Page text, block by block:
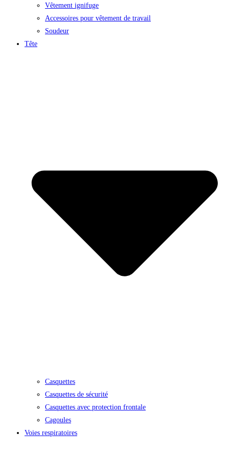
Vêtement ignifuge
Accessoires pour vêtement de travail
Soudeur
Tête
Casquettes
Casquettes de sécurité
Casquettes avec protection frontale
Cagoules
Voies respiratoires